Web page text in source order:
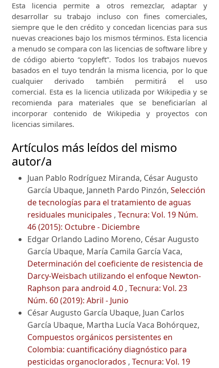
Esta licencia permite a otros remezclar, adaptar y
desarrollar su trabajo incluso con fines comerciales,
siempre que le den crédito y concedan licencias para sus
nuevas creaciones bajo los mismos términos. Esta licencia
a menudo se compara con las licencias de software libre y
de código abierto “copyleft”. Todos los trabajos nuevos
basados ​​en el tuyo tendrán la misma licencia, por lo que
cualquier derivado también permitirá el uso
comercial. Esta es la licencia utilizada por Wikipedia y se
recomienda para materiales que se beneficiarían al
incorporar contenido de Wikipedia y proyectos con
licencias similares.
Artículos más leídos del mismo
autor/a
Juan Pablo Rodríguez Miranda, César Augusto
García Ubaque, Janneth Pardo Pinzón, Selección
de tecnologías para el tratamiento de aguas
residuales municipales , Tecnura: Vol. 19 Núm.
46 (2015): Octubre - Diciembre
Edgar Orlando Ladino Moreno, César Augusto
García Ubaque, María Camila García Vaca,
Determinación del coeficiente de resistencia de
Darcy-Weisbach utilizando el enfoque Newton-
Raphson para android 4.0 , Tecnura: Vol. 23
Núm. 60 (2019): Abril - Junio
César Augusto García Ubaque, Juan Carlos
García Ubaque, Martha Lucía Vaca Bohórquez,
Compuestos orgánicos persistentes en
Colombia: cuantificacióny diagnóstico para
pesticidas organoclorados , Tecnura: Vol. 19